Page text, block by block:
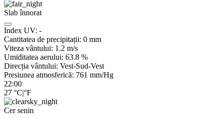
Slab înnorat
Index UV: -
Cantitatea de precipitații: 0 mm
Viteza vântului: 1.2 m/s
Umiditatea aerului: 63.8 %
Direcția vântului: Vest-Sud-Vest
Presiunea atmosferică: 761 mm/Hg
22:00
27 °C|°F
Cer senin